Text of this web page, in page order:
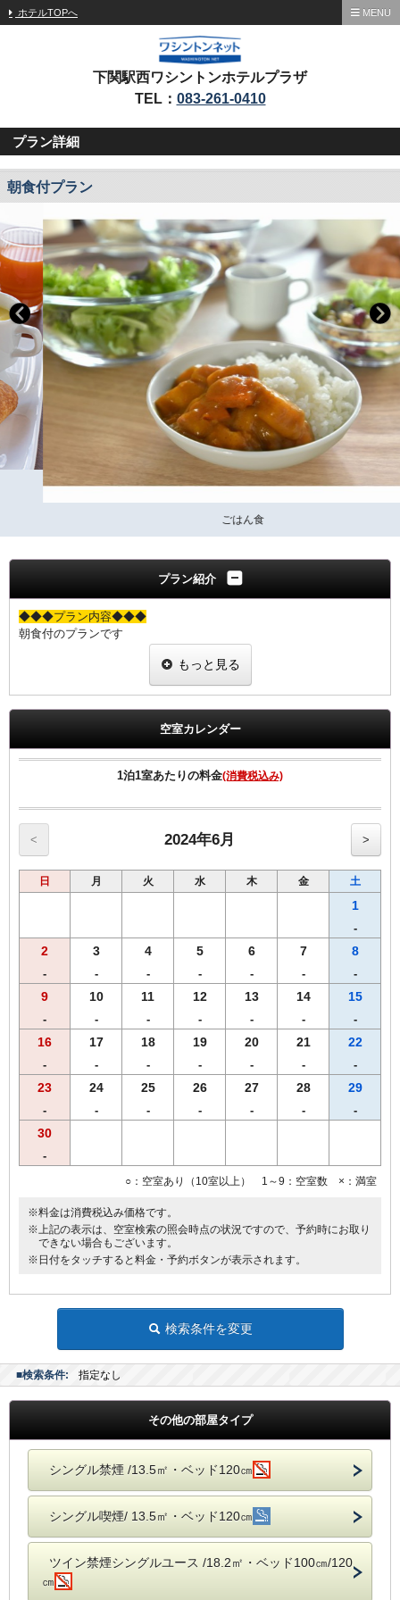
ホテルTOPへ MENU
下関駅西ワシントンホテルプラザ
TEL： 083-261-0410
プラン詳細
朝食付プラン
ごはん食
プラン紹介
◆◆◆プラン内容◆◆◆
朝食付のプランです
≪朝食メニュー≫2024年5月8日よりリニューアル
・自慢の焼きたてパン
・挽きたて香り豊かなコーヒー
・選べる３種類のスープ
・味付半熟ゆで玉子
・北海道で育ったゴロゴロ野菜カレー
・フレッシュサラダ
・オーガニックグラノーラ
【こだわり】 あつあつの焼きたてパンをお好きなだけお召し上がり
【営業時間】1階レストランにて6時30分から10時00分まで(ｵｰﾀﾞｰｽﾄｯ
ﾌﾟ9:30）
【Ｗi－Ｆi】全席でご利用いただけます。
●Wi-Fi・有線ＬＡＮ完備
●加湿空気清浄機完備
●枕元にUSBコンセント設置
●バゲージラック設置
●薄型液晶テレビ
●ズボンプレッサー
■館内にランドリーコーナー設置
もっと見る
空室カレンダー
1泊1室あたりの料金(消費税込み)
< 2024年6月 >
日 月 火 水 木 金 土
1
-
2
-
3
-
4
-
5
-
6
-
7
-
8
-
9
-
10
-
11
-
12
-
13
-
14
-
15
-
16
-
17
-
18
-
19
-
20
-
21
-
22
-
23
-
24
-
25
-
26
-
27
-
28
-
29
-
30
-
○：空室あり（10室以上） 1～9：空室数 ×：満室
※料金は消費税込み価格です。
※上記の表示は、空室検索の照会時点の状況ですので、予約時にお取り
できない場合もございます。
※日付をタッチすると料金・予約ボタンが表示されます。
検索条件を変更
■検索条件: 指定なし
その他の部屋タイプ
シングル禁煙 /13.5㎡・ベッド120㎝
シングル喫煙/ 13.5㎡・ベッド120㎝
ツイン禁煙シングルユース /18.2㎡・ベッド100㎝/120
㎝